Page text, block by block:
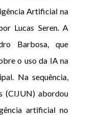
Artificial na
Lucas Seren. A
Barbosa, que
o uso da IA na
Na sequência,
(CIJUN) abordou
artificial no